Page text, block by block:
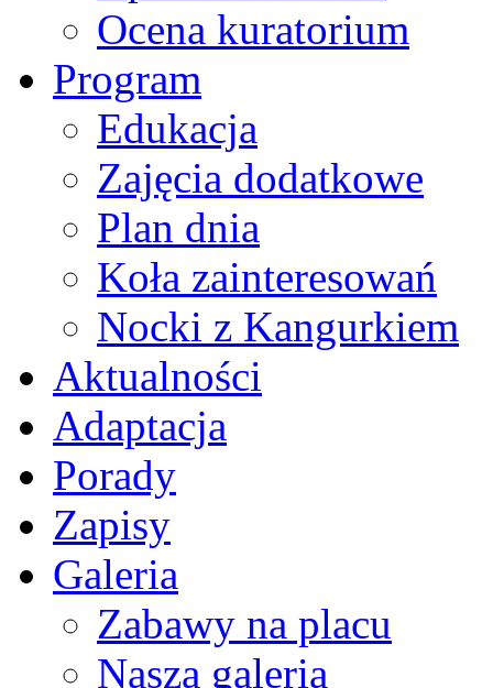
Ocena kuratorium
Program
Edukacja
Zajęcia dodatkowe
Plan dnia
Koła zainteresowań
Nocki z Kangurkiem
Aktualności
Adaptacja
Porady
Zapisy
Galeria
Zabawy na placu
Nasza galeria